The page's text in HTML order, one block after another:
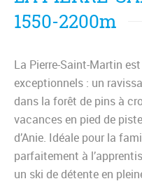
1550-2200m
La Pierre-Saint-Martin
exceptionnels : un
dans la forêt de pins à
vacances en pied de
d’Anie. Idéale pour la
parfaitement à
un ski de détente en